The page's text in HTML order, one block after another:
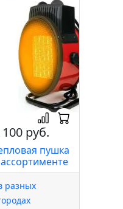
100 руб.
пушка
разных